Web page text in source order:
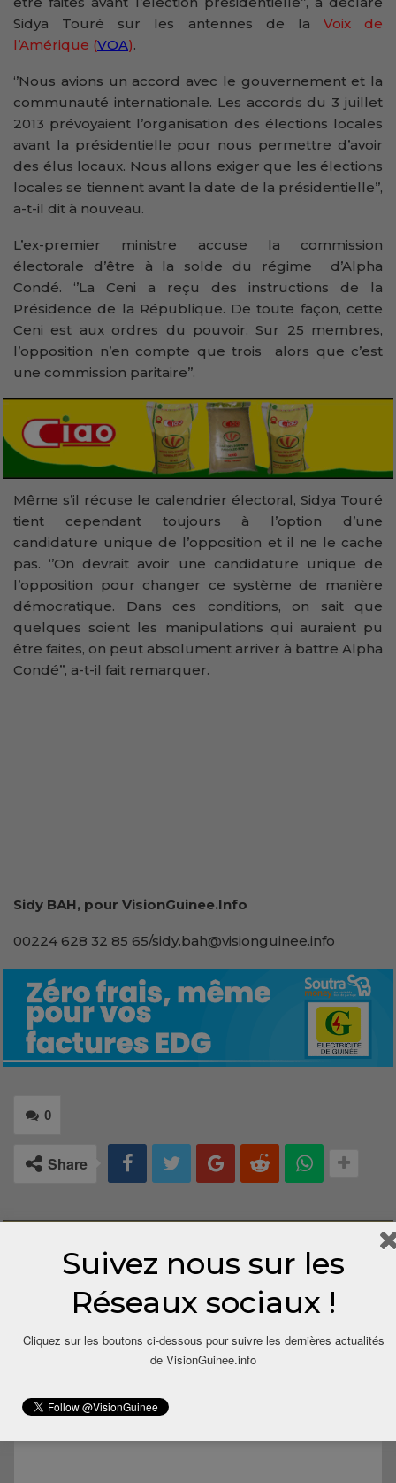
Sidya Touré sur les antennes de la Voix de
l’Amérique (VOA).
‘’Nous avions un accord avec le gouvernement et la
communauté internationale. Les accords du 3 juillet
2013 prévoyaient l’organisation des élections locales
avant la présidentielle pour nous permettre d’avoir
des élus locaux. Nous allons exiger que les élections
locales se tiennent avant la date de la présidentielle’’,
a-t-il dit à nouveau.
L’ex-premier ministre accuse la commission
électorale d’être à la solde du régime d’Alpha
Condé. ‘’La Ceni a reçu des instructions de la
Présidence de la République. De toute façon, cette
Ceni est aux ordres du pouvoir. Sur 25 membres,
l’opposition n’en compte que trois alors que c’est
une commission paritaire’’.
Même s’il récuse le calendrier électoral, Sidya Touré
tient cependant toujours à l’option d’une
candidature unique de l’opposition et il ne le cache
pas. ‘’On devrait avoir une candidature unique de
l’opposition pour changer ce système de manière
démocratique. Dans ces conditions, on sait que
quelques soient les manipulations qui auraient pu
être faites, on peut absolument arriver à battre Alpha
Condé’’, a-t-il fait remarquer.
Sidy BAH, pour VisionGuinee.Info
00224 628 32 85 65/sidy.bah@visionguinee.info
0
Share
LAISSER UN COMMENTAIRE
Suivez nous sur les
Réseaux sociaux !
Cliquez sur les boutons ci-dessous pour suivre les dernières actualités
de VisionGuinee.info